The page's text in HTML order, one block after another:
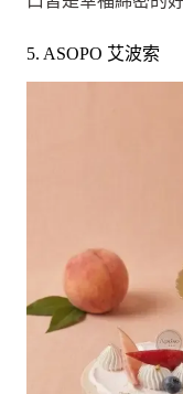
5. ASOPO 艾波索